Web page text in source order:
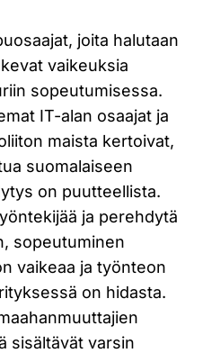
joita halutaan
vaikeuksia
sopeutumisessa.
IT-alan osaajat ja
maista kertoivat,
suomalaiseen
on puutteellista.
ja perehdytä
sopeutuminen
vaikeaa ja työnteon
on hidasta.
sisältävät varsin